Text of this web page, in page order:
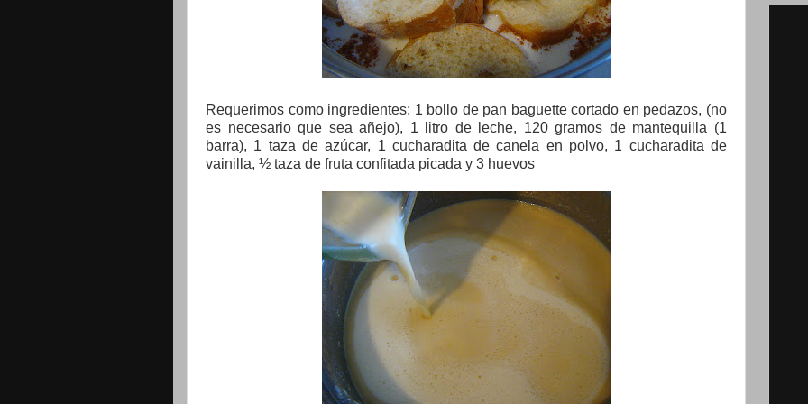
Requerimos como ingredientes: 1 bollo de pan baguette cortado en pedazos, (no
es necesario que sea añejo), 1 litro de leche, 120 gramos de mantequilla (1
barra), 1 taza de azúcar, 1 cucharadita de canela en polvo, 1 cucharadita de
vainilla, ½ taza de fruta confitada picada y 3 huevos